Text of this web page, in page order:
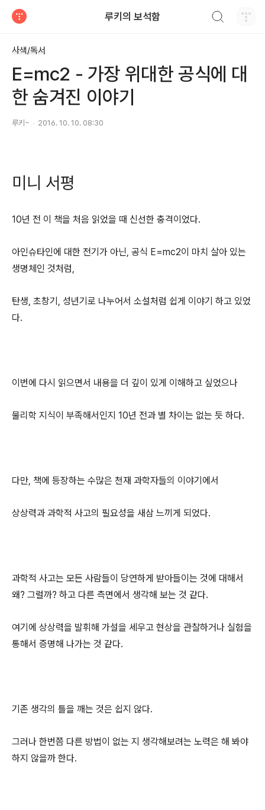
루키의 보석함
사색/독서
E=mc2 - 가장 위대한 공식에 대
한 숨겨진 이야기
루키~ 2016. 10. 10. 08:30
미니 서평
10년 전 이 책을 처음 읽었을 때 신선한 충격이었다.
아인슈타인에 대한 전기가 아닌, 공식 E=mc2이 마치 살아 있는
생명체인 것처럼,
탄생, 초창기, 성년기로 나누어서 소설처럼 쉽게 이야기 하고 있었
다.
이번에 다시 읽으면서 내용을 더 깊이 있게 이해하고 싶었으나
물리학 지식이 부족해서인지 10년 전과 별 차이는 없는 듯 하다.
다만, 책에 등장하는 수많은 천재 과학자들의 이야기에서
상상력과 과학적 사고의 필요성을 새삼 느끼게 되었다.
과학적 사고는 모든 사람들이 당연하게 받아들이는 것에 대해서
왜? 그럴까? 하고 다른 측면에서 생각해 보는 것 같다.
여기에 상상력을 발휘해 가설을 세우고 현상을 관찰하거나 실험을
통해서 증명해 나가는 것 같다.
기존 생각의 틀을 깨는 것은 쉽지 않다.
그러나 한번쯤 다른 방법이 없는 지 생각해보려는 노력은 해 봐야
하지 않을까 한다.